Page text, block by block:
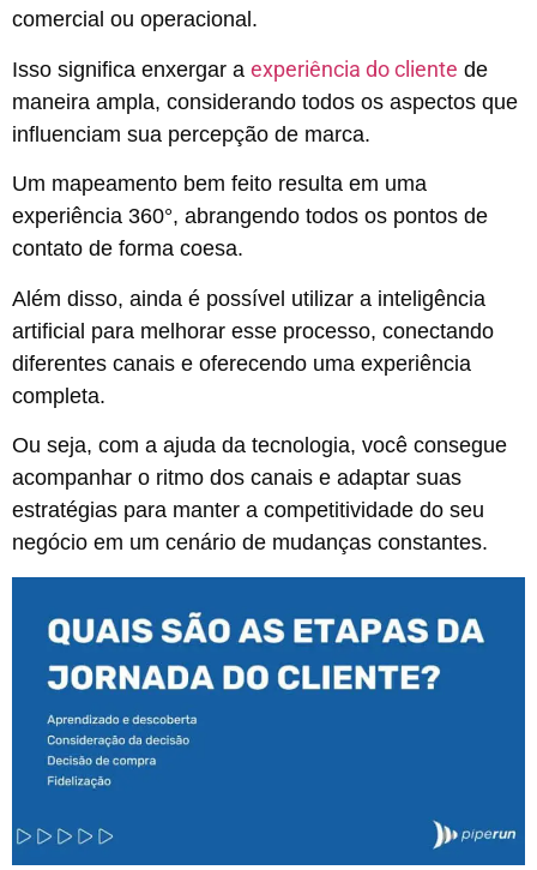
comercial ou operacional.
Isso significa enxergar a experiência do cliente de
maneira ampla, considerando todos os aspectos que
influenciam sua percepção de marca.
Um mapeamento bem feito resulta em uma
experiência 360°, abrangendo todos os pontos de
contato de forma coesa.
Além disso, ainda é possível utilizar a inteligência
artificial para melhorar esse processo, conectando
diferentes canais e oferecendo uma experiência
completa.
Ou seja, com a ajuda da tecnologia, você consegue
acompanhar o ritmo dos canais e adaptar suas
estratégias para manter a competitividade do seu
negócio em um cenário de mudanças constantes.